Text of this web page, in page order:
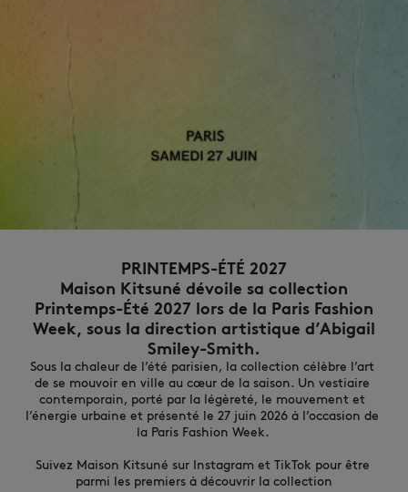
LAST CHANCE
PRINTEMPS-ÉTÉ 2027
Maison Kitsuné dévoile sa collection
Printemps-Été 2027 lors de la Paris Fashion
Week, sous la direction artistique d’Abigail
Smiley-Smith.
Sous la chaleur de l’été parisien, la collection célèbre l’art
de se mouvoir en ville au cœur de la saison. Un vestiaire
contemporain, porté par la légèreté, le mouvement et
l’énergie urbaine et présenté le 27 juin 2026 à l’occasion de
la Paris Fashion Week.
Suivez Maison Kitsuné sur Instagram et TikTok pour être
parmi les premiers à découvrir la collection